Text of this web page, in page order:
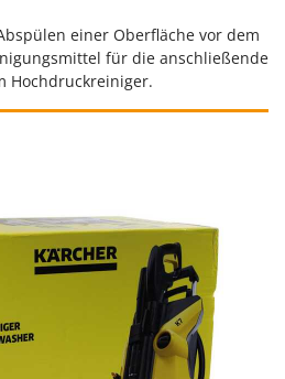
einer Oberfläche vor dem
für die anschließende
Hochdruckreiniger.